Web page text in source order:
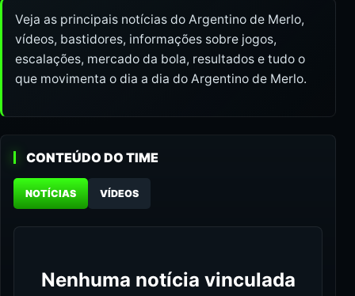
Veja as principais notícias do Argentino de Merlo,
vídeos, bastidores, informações sobre jogos,
escalações, mercado da bola, resultados e tudo o
que movimenta o dia a dia do Argentino de Merlo.
CONTEÚDO DO TIME
NOTÍCIAS VÍDEOS
Nenhuma notícia vinculada